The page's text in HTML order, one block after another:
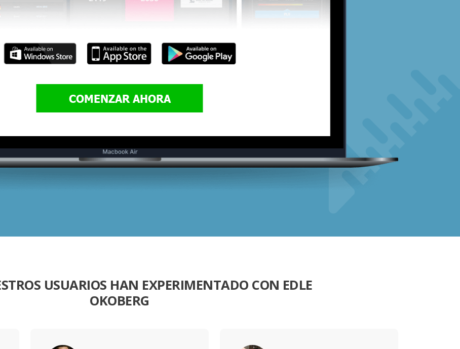
COMENZAR AHORA
USUARIOS HAN EXPERIMENTADO CON EDLE
OKOBERG